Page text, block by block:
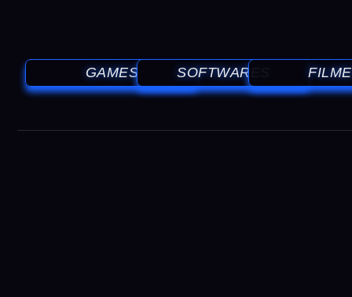
GAMES SOFTWARES